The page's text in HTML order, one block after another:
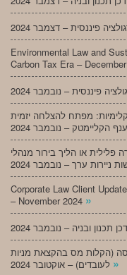
Environmental Law and
Carbon Tax Era –
מפתח להצלחה יזמית
פלילית או הליך בירור מנהלי
Corporate Law Client
– November 2024 »
(הקלות מס בהקצאת מניות
»